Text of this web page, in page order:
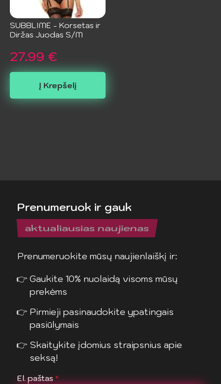
SUBBLIME - Korsetas ir
Diržas Juodas S/M
27.99 €
Į Krepšelį
Prenumeruok ir gauk
aktualiausias naujienas
Prenumeruokite mūsų naujienlaiškį ir:
Gaukite 10% nuolaidą visoms mūsų
prekėms
Pirmieji pasinaudokite ypatingais
pasiūlymais
Skaitykite įdomius straipsnius apie
seksą!
El. paštas *